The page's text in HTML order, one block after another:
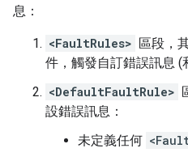
息：
<FaultRules> 區段，
件，觸發自訂錯誤訊息 (
<DefaultFaultRule>
設錯誤訊息：
未定義任何